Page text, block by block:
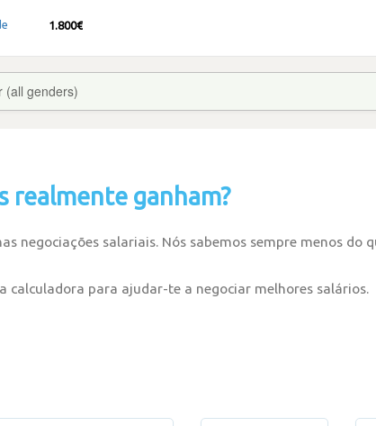
1.800€
(all genders)
realmente ganham?
negociações salariais. Nós sabemos sempre menos do
calculadora para ajudar-te a negociar melhores salários.